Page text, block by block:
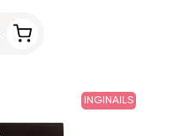
INGINAILS